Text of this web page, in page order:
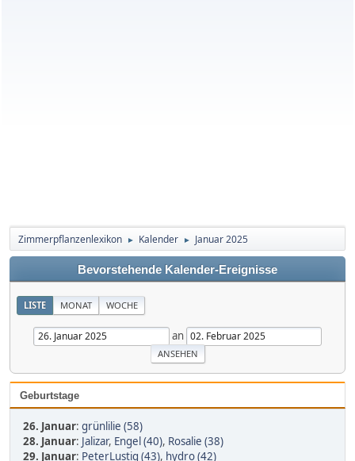
Zimmerpflanzenlexikon ► Kalender ► Januar 2025
Bevorstehende Kalender-Ereignisse
LISTE MONAT WOCHE
an
Geburtstage
26. Januar: grünlilie (58)
28. Januar: Jalizar, Engel (40), Rosalie (38)
29. Januar: PeterLustig (43), hydro (42)